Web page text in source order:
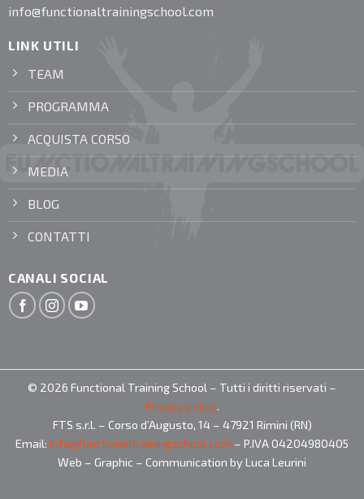
info@functionaltrainingschool.com
LINK UTILI
TEAM
PROGRAMMA
ACQUISTA CORSO
MEDIA
BLOG
CONTATTI
CANALI SOCIAL
© 2026 Functional Training School – Tutti i diritti riservati –
Privacy policy.
FTS s.r.l. – Corso d’Augusto, 14 – 47921 Rimini (RN)
Email: info@functionaltrainingschool.com – P.IVA 04204980405
Web – Graphic – Communication by Luca Leurini